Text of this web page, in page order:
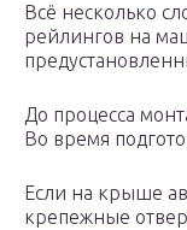
Всё несколько
рейлингов на
До процесса
Во время
Если на крыше
крепежные